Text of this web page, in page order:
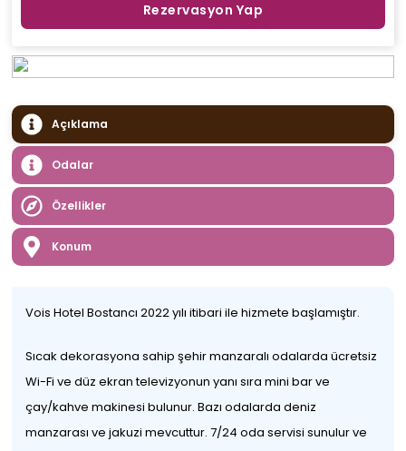
Rezervasyon Yap
Açıklama
Odalar
Özellikler
Konum
Vois Hotel Bostancı 2022 yılı itibari ile hizmete başlamıştır.
Sıcak dekorasyona sahip şehir manzaralı odalarda ücretsiz
Wi-Fi ve düz ekran televizyonun yanı sıra mini bar ve
çay/kahve makinesi bulunur. Bazı odalarda deniz
manzarası ve jakuzi mevcuttur. 7/24 oda servisi sunulur ve